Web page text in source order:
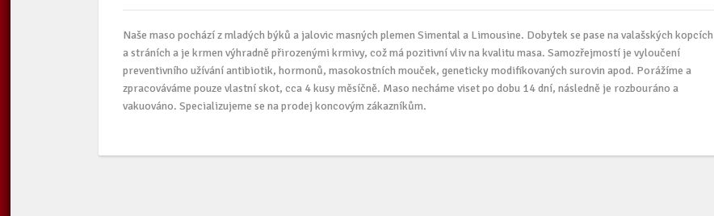
Naše maso pochází z mladých býků a jalovic masných plemen Simental a Limousine. Dobytek se pase na valašských kopcích
a stráních a je krmen výhradně přirozenými krmivy, což má pozitivní vliv na kvalitu masa. Samozřejmostí je vyloučení
preventivního užívání antibiotik, hormonů, masokostních mouček, geneticky modifikovaných surovin apod. Porážíme a
zpracováváme pouze vlastní skot, cca 4 kusy měsíčně. Maso necháme viset po dobu 14 dní, následně je rozbouráno a
vakuováno. Specializujeme se na prodej koncovým zákazníkům.